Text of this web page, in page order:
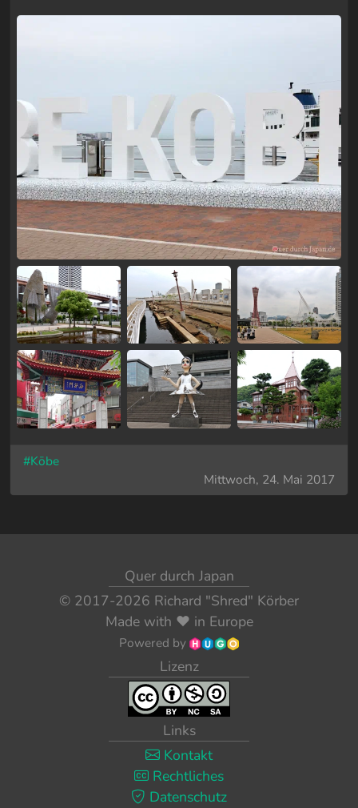
#Kōbe
Mittwoch, 24. Mai 2017
Quer durch Japan
© 2017-2026 Richard "Shred" Körber
Made with ❤️ in Europe
Powered by
Lizenz
Links
Kontakt
Rechtliches
Datenschutz